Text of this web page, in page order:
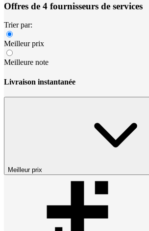
Offres de 4 fournisseurs de services
Trier par:
Meilleur prix
Meilleure note
Livraison instantanée
Meilleur prix